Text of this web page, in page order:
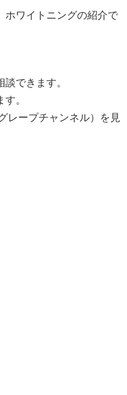
ホワイトニングの紹介で
できます。
。
レープチャンネル）を見